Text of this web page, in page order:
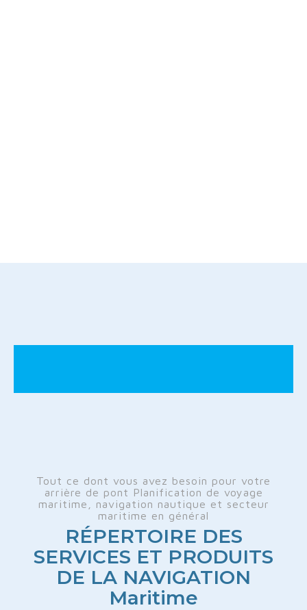
Tout ce dont vous avez besoin pour votre
arrière de pont Planification de voyage
maritime, navigation nautique et secteur
maritime en général
RÉPERTOIRE DES
SERVICES ET PRODUITS
DE LA NAVIGATION
Maritime